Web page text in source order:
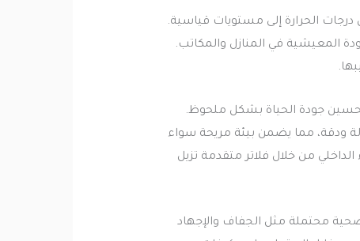
الحرارة إلى مستويات قياسية.
المعيشية في المنازل والمكاتب.
جودة الحياة بشكل ملحوظ.
ودقة، مما يضمن بيئة مريحة سواء
من خلال فلاتر متقدمة تزيل
محتملة مثل الجفاف والإجهاد